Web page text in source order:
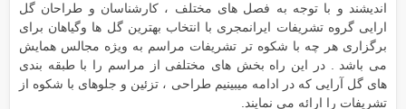
اندیشند و با توجه به فصل های مختلف ، کارشناسان و طراحان گل
ارایی گروه تشریفات ایرانمجری با انتخاب بهترین گل ها وگیاهان برای
برگزاری هر چه با شکوه تر تشریفات مراسم به ویژه مجالس همایش
می باشد . در این راه بخش های مختلفی از مراسم را با طبقه بندی
های گل آرایی که در ادامه میبینیم طراحی ، تزئین و جلوهای با شکوه از
تشریفات را ارائه می نمایند.